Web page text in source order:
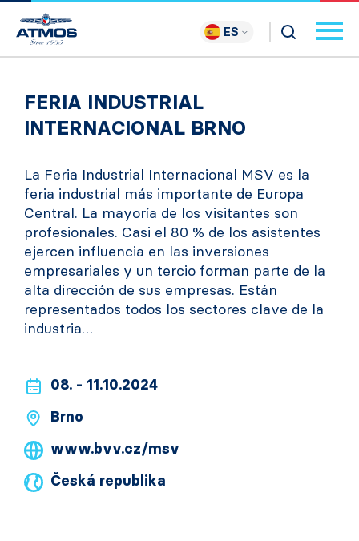
ES
FERIA INDUSTRIAL
INTERNACIONAL BRNO
La Feria Industrial Internacional MSV es la
feria industrial más importante de Europa
Central. La mayoría de los visitantes son
profesionales. Casi el 80 % de los asistentes
ejercen influencia en las inversiones
empresariales y un tercio forman parte de la
alta dirección de sus empresas. Están
representados todos los sectores clave de la
industria…
08. - 11.10.2024
Brno
www.bvv.cz/msv
Česká republika